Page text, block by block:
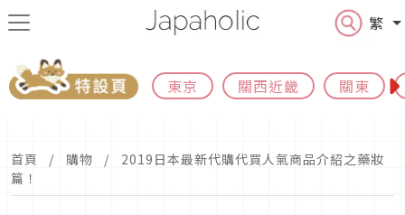
繁
東京 關西近畿 關東
首頁 購物
2019日本最新代購代買人氣商品介紹之藥妝
篇！